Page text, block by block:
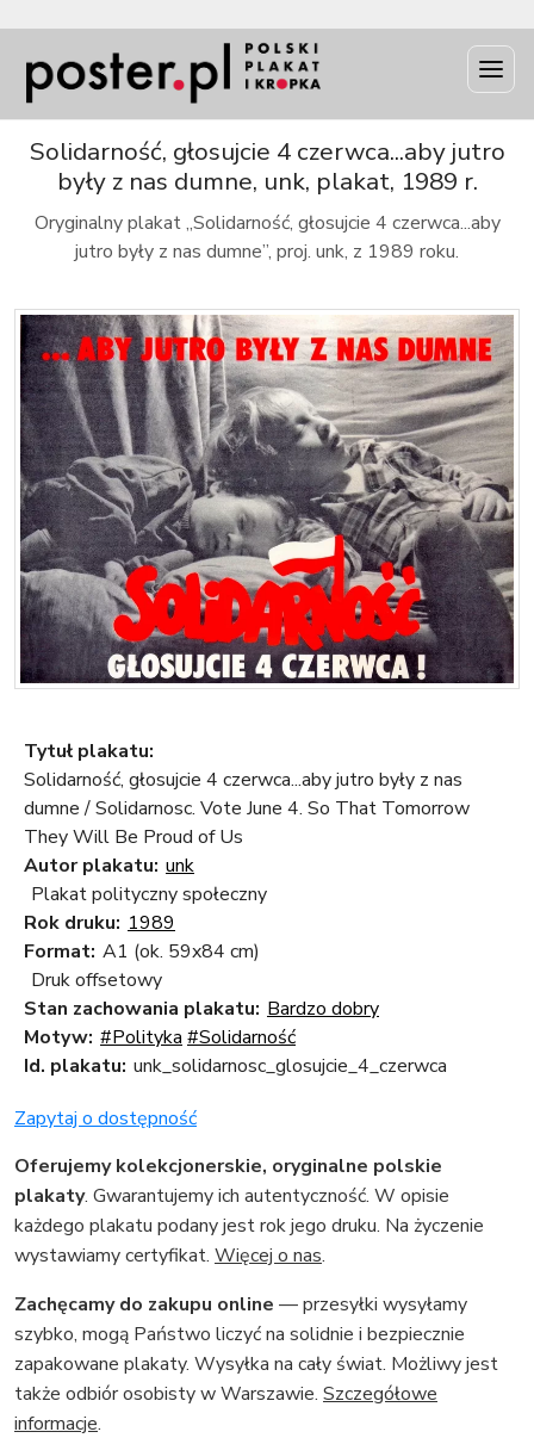
Solidarność, głosujcie 4 czerwca...aby jutro
były z nas dumne, unk, plakat, 1989 r.
Oryginalny plakat „Solidarność, głosujcie 4 czerwca...aby
jutro były z nas dumne”, proj. unk, z 1989 roku.
Tytuł plakatu:
Solidarność, głosujcie 4 czerwca...aby jutro były z nas
dumne / Solidarnosc. Vote June 4. So That Tomorrow
They Will Be Proud of Us
Autor plakatu: unk
Plakat polityczny społeczny
Rok druku: 1989
Format: A1 (ok. 59x84 cm)
Druk offsetowy
Stan zachowania plakatu: Bardzo dobry
Motyw: #Polityka #Solidarność
Id. plakatu: unk_solidarnosc_glosujcie_4_czerwca
Zapytaj o dostępność
Oferujemy kolekcjonerskie, oryginalne polskie
plakaty. Gwarantujemy ich autentyczność. W opisie
każdego plakatu podany jest rok jego druku. Na życzenie
wystawiamy certyfikat. Więcej o nas.
Zachęcamy do zakupu online — przesyłki wysyłamy
szybko, mogą Państwo liczyć na solidnie i bezpiecznie
zapakowane plakaty. Wysyłka na cały świat. Możliwy jest
także odbiór osobisty w Warszawie. Szczegółowe
informacje.